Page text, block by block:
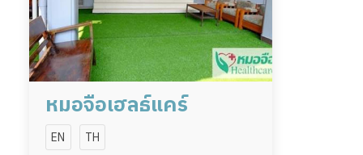
หมอจือเฮลธ์แคร์
EN TH